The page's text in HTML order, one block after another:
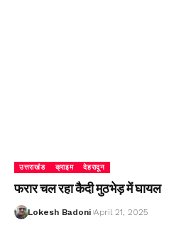
उत्तराखंड क्राइम देहरादून
फरार चल रहा कैदी मुठभेड़ में घायल
Lokesh Badoni April 21, 2025